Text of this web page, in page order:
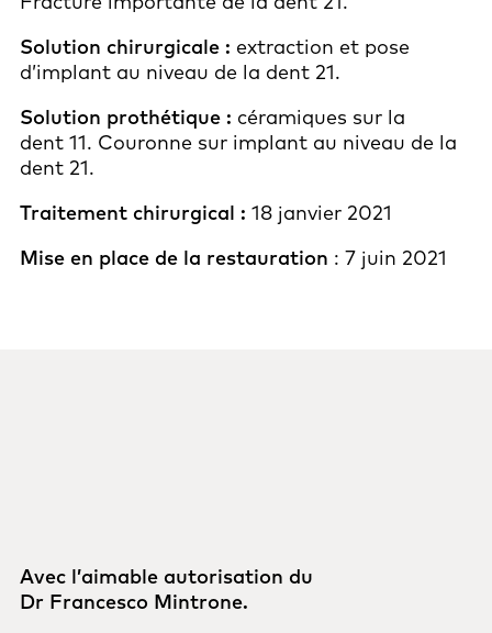
Solution chirurgicale : extraction et pose
d’implant au niveau de la dent 21.
Solution prothétique : céramiques sur la
dent 11. Couronne sur implant au niveau de la
dent 21.
Traitement chirurgical : 18 janvier 2021
Mise en place de la restauration : 7 juin 2021
Avec l’aimable autorisation du
Dr Francesco Mintrone.